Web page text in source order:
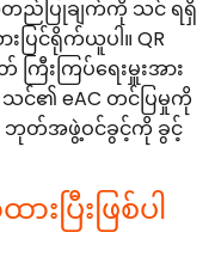
အတည်ပြုချက်ကို သင် ရရှိ
ပြင်ရိုက်ယူပါ။ QR
ြီးကြပ်ရေးမှူးအား
င်၏ eAC တင်ပြမှုကို
က ဘုတ်အဖွဲ့ဝင်ခွင့်ကို ခွင့်
ပြီးဖြစ်ပါ